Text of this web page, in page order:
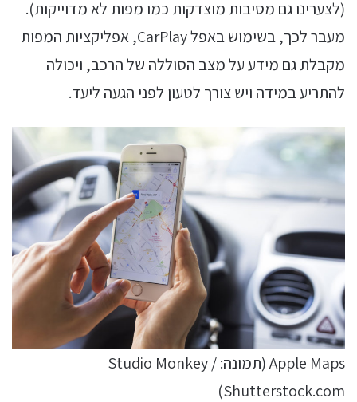
(לצערינו גם מסיבות מוצדקות כמו מפות לא מדוייקות).
מעבר לכך, בשימוש באפל CarPlay, אפליקציות המפות
מקבלת גם מידע על מצב הסוללה של הרכב, ויכולה
להתריע במידה ויש צורך לטעון לפני הגעה ליעד.
Apple Maps (תמונה: Studio Monkey /
Shutterstock.com)